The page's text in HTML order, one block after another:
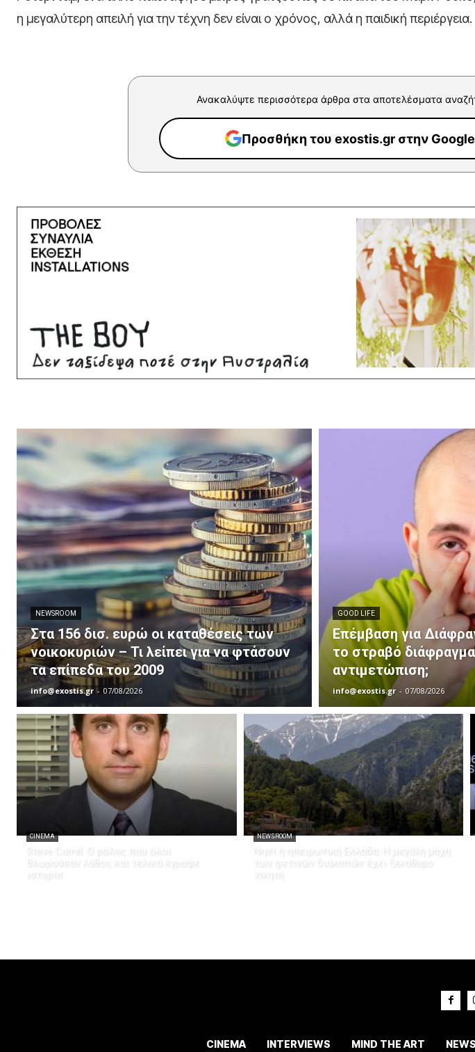
η μεγαλύτερη απειλή για την τέχνη δεν είναι ο χρόνος, αλλά η παιδική περιέργεια.
Ανακαλύψτε περισσότερα άρθρα στα αποτελέσματα
Προσθήκη του exostis.gr στην Google
NEWSROOM
Στα 156 δισ. ευρώ οι καταθέσεις των
νοικοκυριών – Τι λείπει για να φτάσουν
τα επίπεδα του 2009
info@exostis.gr - 07/08/2026
GOOD LIFE
Επέμβαση για
το στραβό διάφραγμα
αντιμετώπιση;
info@exostis.gr - 07/08/2026
CINEMA
Steve Carrel: Ο ρόλος που όλοι
θεωρούσαν λάθος και τελικά έγραψε
NEWSROOM
Νησί ή ηπειρωτική Ελλάδα; Η μεγάλη μάχη
των φετινών διακοπών έχει ξεκάθαρο
νικητή
CINEMA INTERVIEWS MIND THE ART